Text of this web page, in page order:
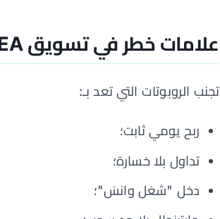
علامات خطر في تسويق Gold EA
تجنب الروبوتات التي تعد بـ:
ربح يومي ثابت؛
تداول بلا خسارة؛
دخل "شغل وانسَ"؛